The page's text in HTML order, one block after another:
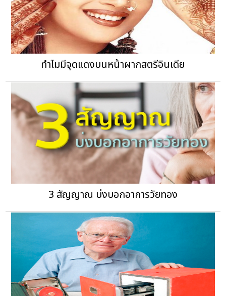
ทำไมมีจุดแดงบนหน้าผากสตรีอินเดีย
3 สัญญาณ บ่งบอกอาการวัยทอง